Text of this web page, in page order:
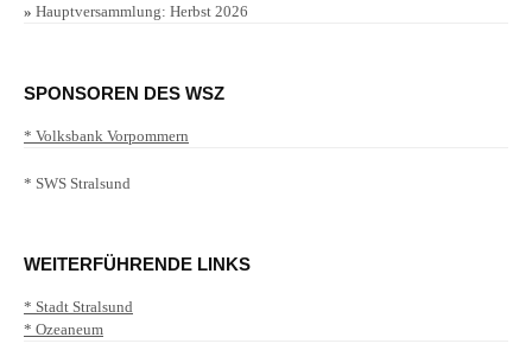
» Hauptversammlung: Herbst 2026
SPONSOREN DES WSZ
* Volksbank Vorpommern
* SWS Stralsund
WEITERFÜHRENDE LINKS
* Stadt Stralsund
* Ozeaneum